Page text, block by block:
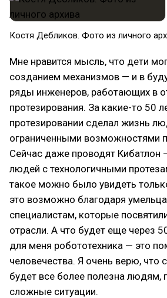
Костя Дебликов. Фото из личного
Мне нравится мысль, что дети
созданием механизмов — и в
ряды инженеров, работающих в
протезирования. За какие-то 50
протезировании сделал жизнь
ограниченными возможностями
Сейчас даже проводят Кибатлон
людей с технологичными
такое можно было увидеть
это возможно благодаря
специалистам, которые
отрасли. А что будет еще через
для меня робототехника — это
человечества. Я очень верю, что
будет все более полезна людям,
сложные ситуации.